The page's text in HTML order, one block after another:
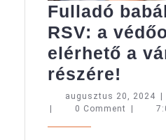
Fulladó
RSV: a
elérhető a
részére!
babák
és
augusztus 20, 2024 |
Dr.
| 0 Comment |